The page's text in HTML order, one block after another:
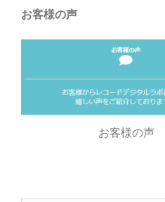
お客様の声
お客様の声